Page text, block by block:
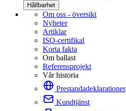
Hållbarhet
Om oss - översikt
Nyheter
Artiklar
ISO-certifikal
Korta fakta
Om ballast
Referensprojekt
Vår historia
Prestandadeklarationer
Kundtjänst